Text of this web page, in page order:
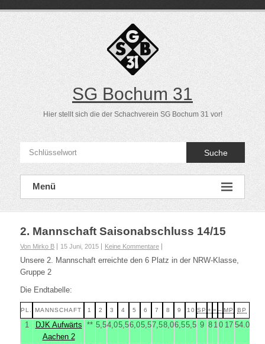
SG Bochum 31
Hier stellt sich die der Schachverein SG Bochum 31 vor!
Suche
Menü
2. Mannschaft Saisonabschluss 14/15
Von Mirko B 15 Juni, 2015 Keine Kommentare
Unsere 2. Mannschaft erreichte den 6 Platz in der NRW-Klasse,
Gruppe 2
Die Endtabelle:
PL. MANNSCHAFT 1 2 3 4 5 6 7 8 9 10 SP + = – MP BP
1
DJK Aufwärts
Aachen 2
** 5,54,05,56,05,57,58,06,55,5 9 8 10 17 54.0